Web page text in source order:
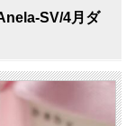
SV/4月ダ